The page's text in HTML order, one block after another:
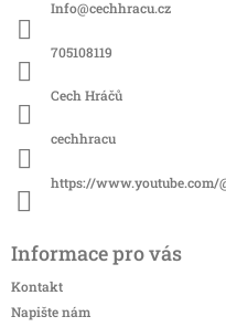
Info@cechhracu.cz
705108119
Cech Hráčů
cechhracu
https://www.youtube.com/
Informace pro vás
Kontakt
Napište nám